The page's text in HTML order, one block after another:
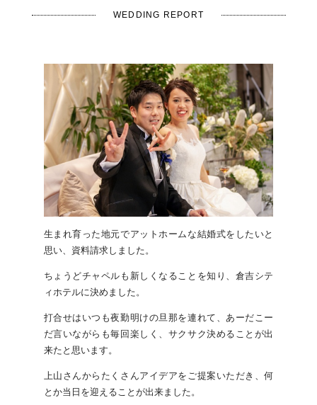
WEDDING REPORT
生まれ育った地元でアットホームな結婚式をしたいと
思い、資料請求しました。
ちょうどチャペルも新しくなることを知り、倉吉シテ
ィホテルに決めました。
打合せはいつも夜勤明けの旦那を連れて、あーだこー
だ言いながらも毎回楽しく、サクサク決めることが出
来たと思います。
上山さんからたくさんアイデアをご提案いただき、何
とか当日を迎えることが出来ました。